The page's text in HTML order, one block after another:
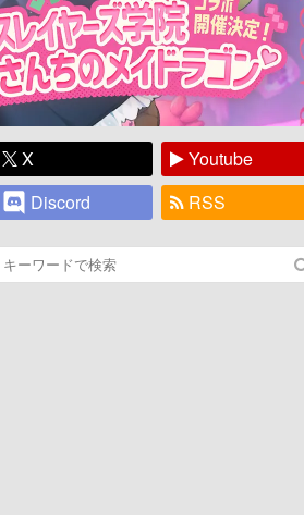
X
Youtube
Discord
RSS